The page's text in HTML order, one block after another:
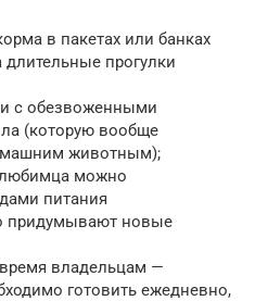
в пакетах или банках
длительные прогулки
с обезвоженными
(которую вообще
животным);
можно
питания
придумывают новые
владельцам —
готовить ежедневно,